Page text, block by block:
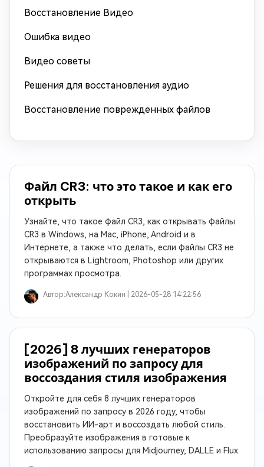
Восстановление Видео
Ошибка видео
Видео советы
Решения для восстановления аудио
Восстановление поврежденных файлов
Файл CR3: что это такое и как его
открыть
Узнайте, что такое файл CR3, как открывать файлы
CR3 в Windows, на Mac, iPhone, Android и в
Интернете, а также что делать, если файлы CR3 не
открываются в Lightroom, Photoshop или других
программах просмотра.
Автор:Александр Кокин | 2026-05-28 14:22:56
[2026] 8 лучших генераторов
изображений по запросу для
воссоздания стиля изображения
Откройте для себя 8 лучших генераторов
изображений по запросу в 2026 году, чтобы
восстановить ИИ-арт и воссоздать любой стиль.
Преобразуйте изображения в готовые к
использованию запросы для Midjourney, DALLE и Flux.